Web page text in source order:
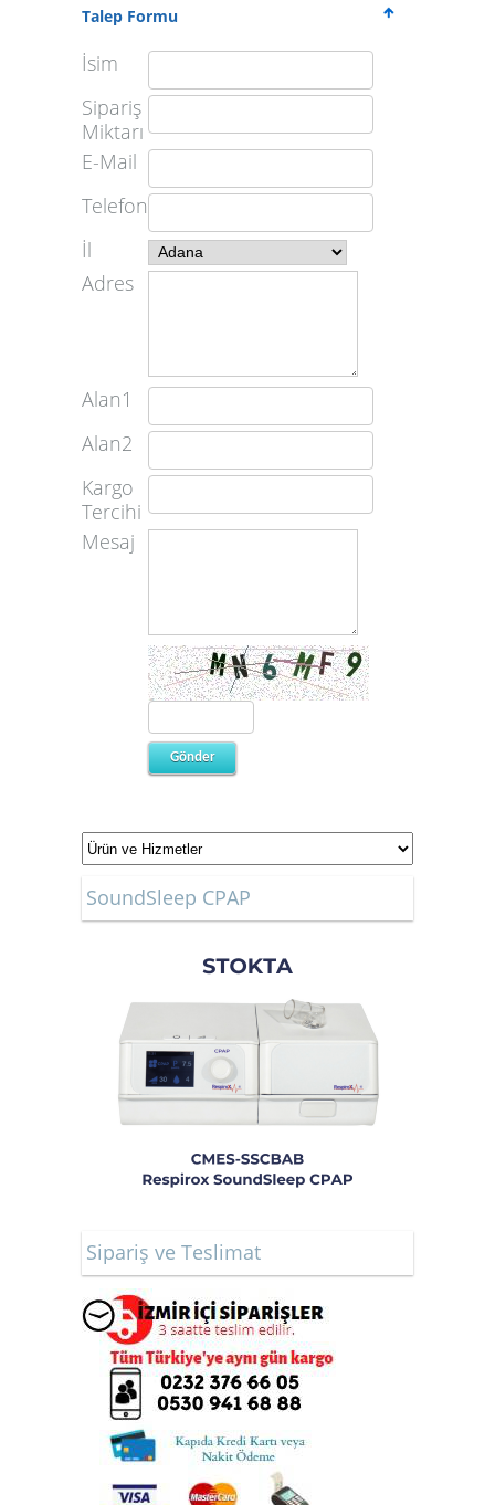
Talep Formu
İsim
Sipariş
Miktarı
E-Mail
Telefon
İl
Adres
Alan1
Alan2
Kargo
Tercihi
Mesaj
SoundSleep CPAP
Sipariş ve Teslimat